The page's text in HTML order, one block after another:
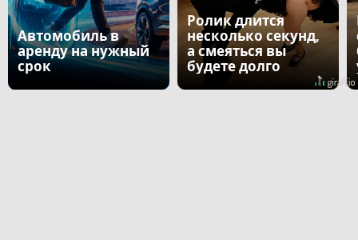
Автомобиль в
аренду на нужный
срок
Ролик длится
несколько секунд,
а смеяться вы
будете долго